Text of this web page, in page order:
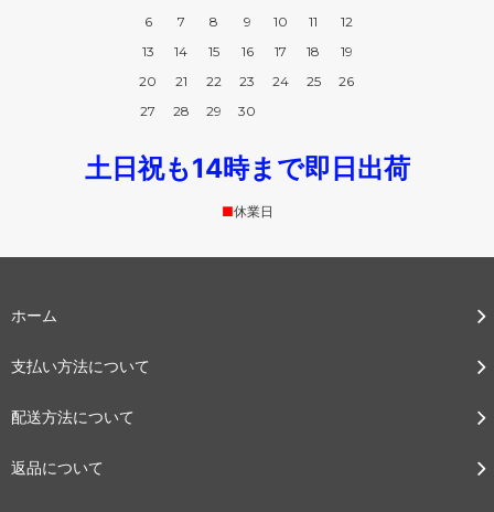
6
7 8 9 10 11
12
13
14 15 16 17 18
19
20
21 22 23 24 25
26
27
28 29 30
土日祝も14時まで即日出荷
■休業日
ホーム
支払い方法について
配送方法について
返品について